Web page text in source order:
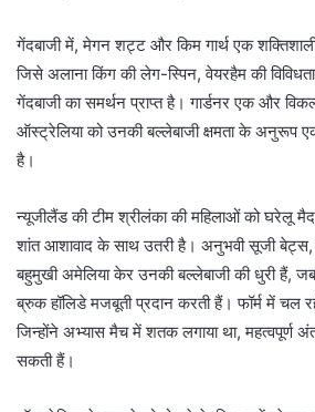
गेंदबाजी में, मेगन शट्ट और किम गार्थ एक
जिसे अलाना किंग की लेग-स्पिन, वेयरहैम की
गेंदबाजी का समर्थन प्राप्त है। गार्डनर एक और
ऑस्ट्रेलिया को उनकी बल्लेबाजी क्षमता के अनुरूप
है।
न्यूजीलैंड की टीम श्रीलंका की महिलाओं को घरेलू
शांत आशावाद के साथ उतरी है। अनुभवी सूजी बेट्स,
बहुमुखी अमेलिया केर उनकी बल्लेबाजी की धुरी हैं,
ब्रुक हॉलिडे मजबूती प्रदान करती हैं। फॉर्म में चल
जिन्होंने अभ्यास मैच में शतक लगाया था, महत्वपूर्ण
सकती हैं।